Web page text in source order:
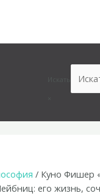
/ Куно Фишер
его жизнь,